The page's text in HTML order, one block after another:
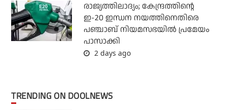
രാജ്യത്തിലാദ്യം; കേന്ദ്രത്തിന്റെ
ഇ-20 ഇന്ധന നയത്തിനെതിരെ
പഞ്ചാബ് നിയമസഭയില്‍ പ്രമേയം
പാസാക്കി
2 days ago
TRENDING ON DOOLNEWS